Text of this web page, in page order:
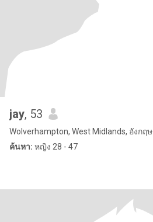
jay, 53
Wolverhampton, West Midlands, อังกฤษ
ค้นหา: หญิง 28 - 47